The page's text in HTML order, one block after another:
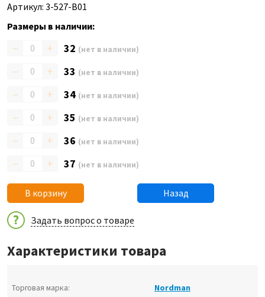
Артикул: 3-527-B01
Размеры в наличии:
– + 32 (нет в наличии)
– + 33 (нет в наличии)
– + 34 (нет в наличии)
– + 35 (нет в наличии)
– + 36 (нет в наличии)
– + 37 (нет в наличии)
В корзину Назад
Задать вопрос о товаре
Характеристики товара
Торговая марка:
Nordman